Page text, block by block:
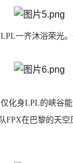
化身LPL的峡谷
FPX在巴黎的天